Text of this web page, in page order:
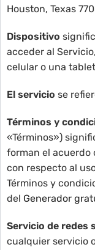
Houston, Texas
Dispositivo
acceder al
celular o una
El servicio se
Términos y
«Términos»)
forman el acuerdo
con respecto al
Términos y
del Generador
Servicio de redes
cualquier servicio